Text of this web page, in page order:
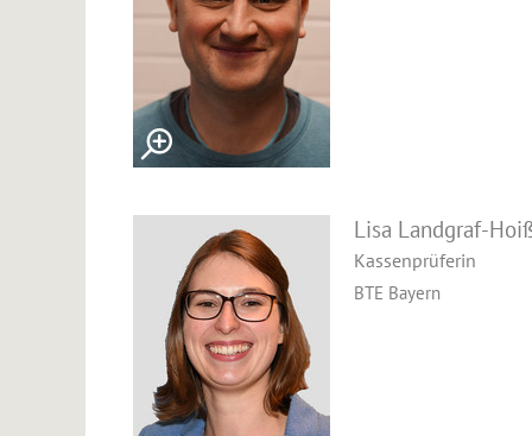
Lisa Landgraf-
Kassenprüferin
BTE Bayern